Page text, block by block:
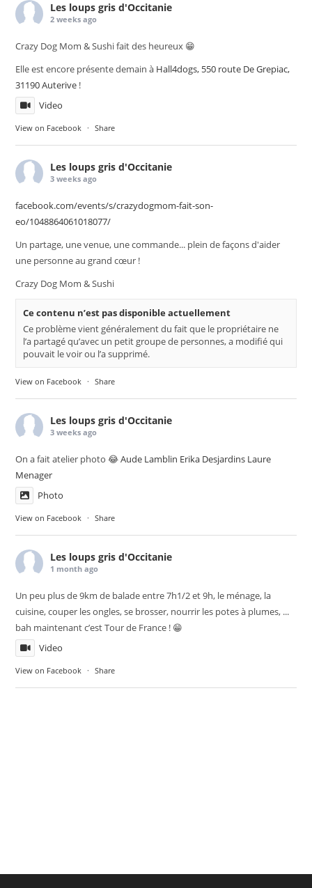
Les loups gris d'Occitanie
2 weeks ago
Crazy Dog Mom & Sushi fait des heureux 😁
Elle est encore présente demain à Hall4dogs, 550 route De Grepiac,
31190 Auterive !
Video
View on Facebook · Share
Les loups gris d'Occitanie
3 weeks ago
facebook.com/events/s/crazydogmom-fait-son-
eo/1048864061018077/
Un partage, une venue, une commande... plein de façons d'aider
une personne au grand cœur !
Crazy Dog Mom & Sushi
Ce contenu n’est pas disponible actuellement
Ce problème vient généralement du fait que le propriétaire ne
l’a partagé qu’avec un petit groupe de personnes, a modifié qui
pouvait le voir ou l’a supprimé.
View on Facebook · Share
Les loups gris d'Occitanie
3 weeks ago
On a fait atelier photo 😂Aude Lamblin Erika Desjardins Laure
Menager
Photo
View on Facebook · Share
Les loups gris d'Occitanie
1 month ago
Un peu plus de 9km de balade entre 7h1/2 et 9h, le ménage, la
cuisine, couper les ongles, se brosser, nourrir les potes à plumes, ...
bah maintenant c’est Tour de France ! 😁
Video
View on Facebook · Share